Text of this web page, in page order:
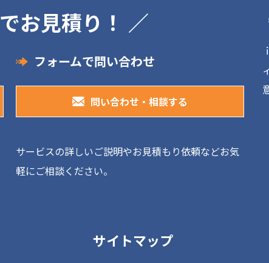
お見積り！ ／
フォームで問い合わせ
問い合わせ・相談する
サービスの詳しいご説明やお見積もり依頼などお気
軽にご相談ください。
サイトマップ